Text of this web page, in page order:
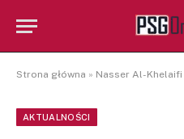
Strona główna » Nasser Al-Khelaifi
AKTUALNOŚCI